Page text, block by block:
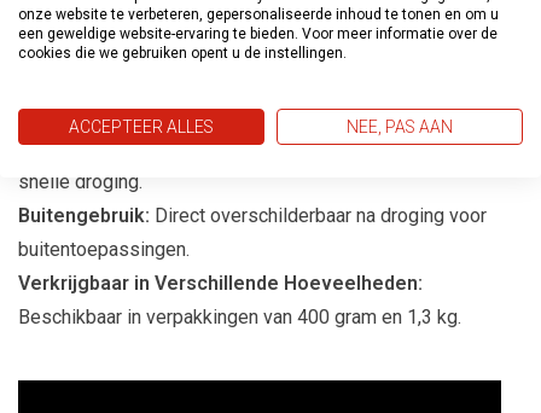
Uitstekende Schuurbaarheid:Zorgt voor een gladde
afwerking na het schuren.
Toepassingsgemak
Direct Overschilderbaar:Snelle doorwerktijd dankzij de
snelle droging.
Buitengebruik: Direct overschilderbaar na droging voor
buitentoepassingen.
Verkrijgbaar in Verschillende Hoeveelheden:
Beschikbaar in verpakkingen van 400 gram en 1,3 kg.
onze website te verbeteren, gepersonaliseerde inhoud te tonen en om u
een geweldige website-ervaring te bieden. Voor meer informatie over de
cookies die we gebruiken opent u de instellingen.
ACCEPTEER ALLES NEE, PAS AAN